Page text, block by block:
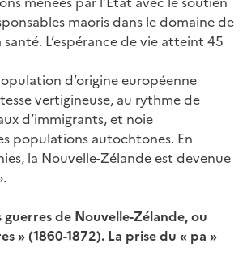
maoris dans le domaine de
santé. L’espérance de vie atteint 45
d’origine européenne
vertigineuse, au rythme de
d’immigrants, et noie
populations autochtones. En
la Nouvelle-Zélande est devenue
de Nouvelle-Zélande, ou
» (1860-1872). La prise du « pa »